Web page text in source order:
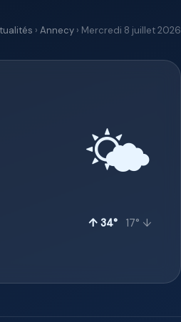
› Annecy › Mercredi 8 juillet 2026
🌤️
↑ 34° 17° ↓